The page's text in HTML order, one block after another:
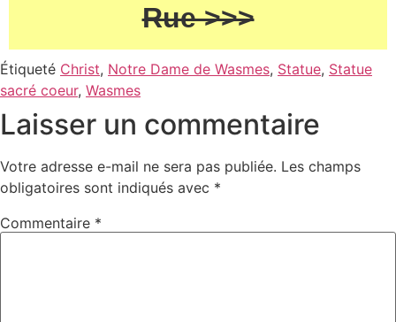
Rue >>>
Étiqueté Christ, Notre Dame de Wasmes, Statue, Statue
sacré coeur, Wasmes
Laisser un commentaire
Votre adresse e-mail ne sera pas publiée. Les champs
obligatoires sont indiqués avec *
Commentaire *